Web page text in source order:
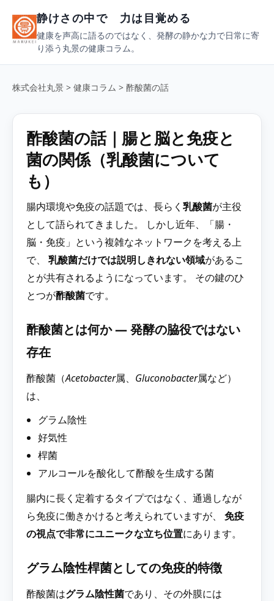
静けさの中で 力は目覚める
健康を声高に語るのではなく、発酵の静かな力で日常に寄
り添う丸景の健康コラム。
株式会社丸景 > 健康コラム > 酢酸菌の話
酢酸菌の話｜腸と脳と免疫と
菌の関係（乳酸菌について
も）
腸内環境や免疫の話題では、長らく 乳酸菌が主役
として語られてきました。 しかし近年、「腸・
脳・免疫」という複雑なネットワークを考える上
で、 乳酸菌だけでは説明しきれない領域があるこ
とが共有されるようになっています。 その鍵のひ
とつが酢酸菌です。
酢酸菌とは何か ― 発酵の脇役ではない
存在
酢酸菌（Acetobacter属、 Gluconobacter属など）
は、
グラム陰性
好気性
桿菌
アルコールを酸化して酢酸を生成する菌
腸内に長く定着するタイプではなく、通過しなが
ら免疫に働きかけると考えられていますが、 免疫
の視点で非常にユニークな立ち位置にあります。
グラム陰性桿菌としての免疫的特徴
酢酸菌はグラム陰性菌であり、その外膜には